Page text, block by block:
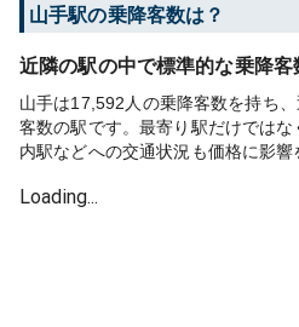
山手駅の乗降客数は？
近隣の駅の中で標準的な乗降客
山手は17,592人の乗降客数を持ち
客数の駅です。最寄り駅だけでは
内駅などへの交通状況も価格に影響
Loading...